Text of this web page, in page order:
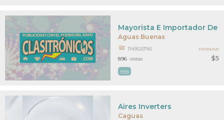
Aguas Buenas
$5
Mayorista E Importador De
1149520745
MAS
896 vistas
PR13161531
Caguas
Aires Inverters